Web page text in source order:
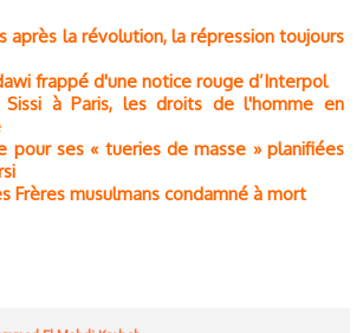
après la révolution, la répression toujours
frappé d'une notice rouge d’Interpol
Sissi à Paris, les droits de l'homme en
pour ses « tueries de masse » planifiées
Frères musulmans condamné à mort